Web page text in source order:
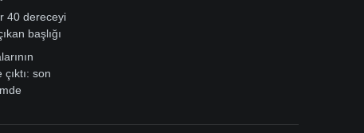
40 dereceyi
başlığı
son